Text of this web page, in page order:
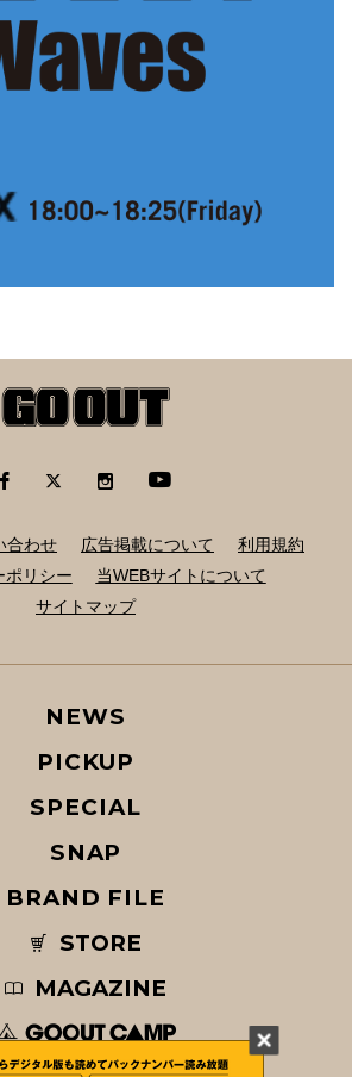
合わせ 広告掲載について
利用規約
ポリシー
当WEBサイトについて
サイトマップ
NEWS
PICKUP
SPECIAL
SNAP
BRAND FILE
STORE
MAGAZINE